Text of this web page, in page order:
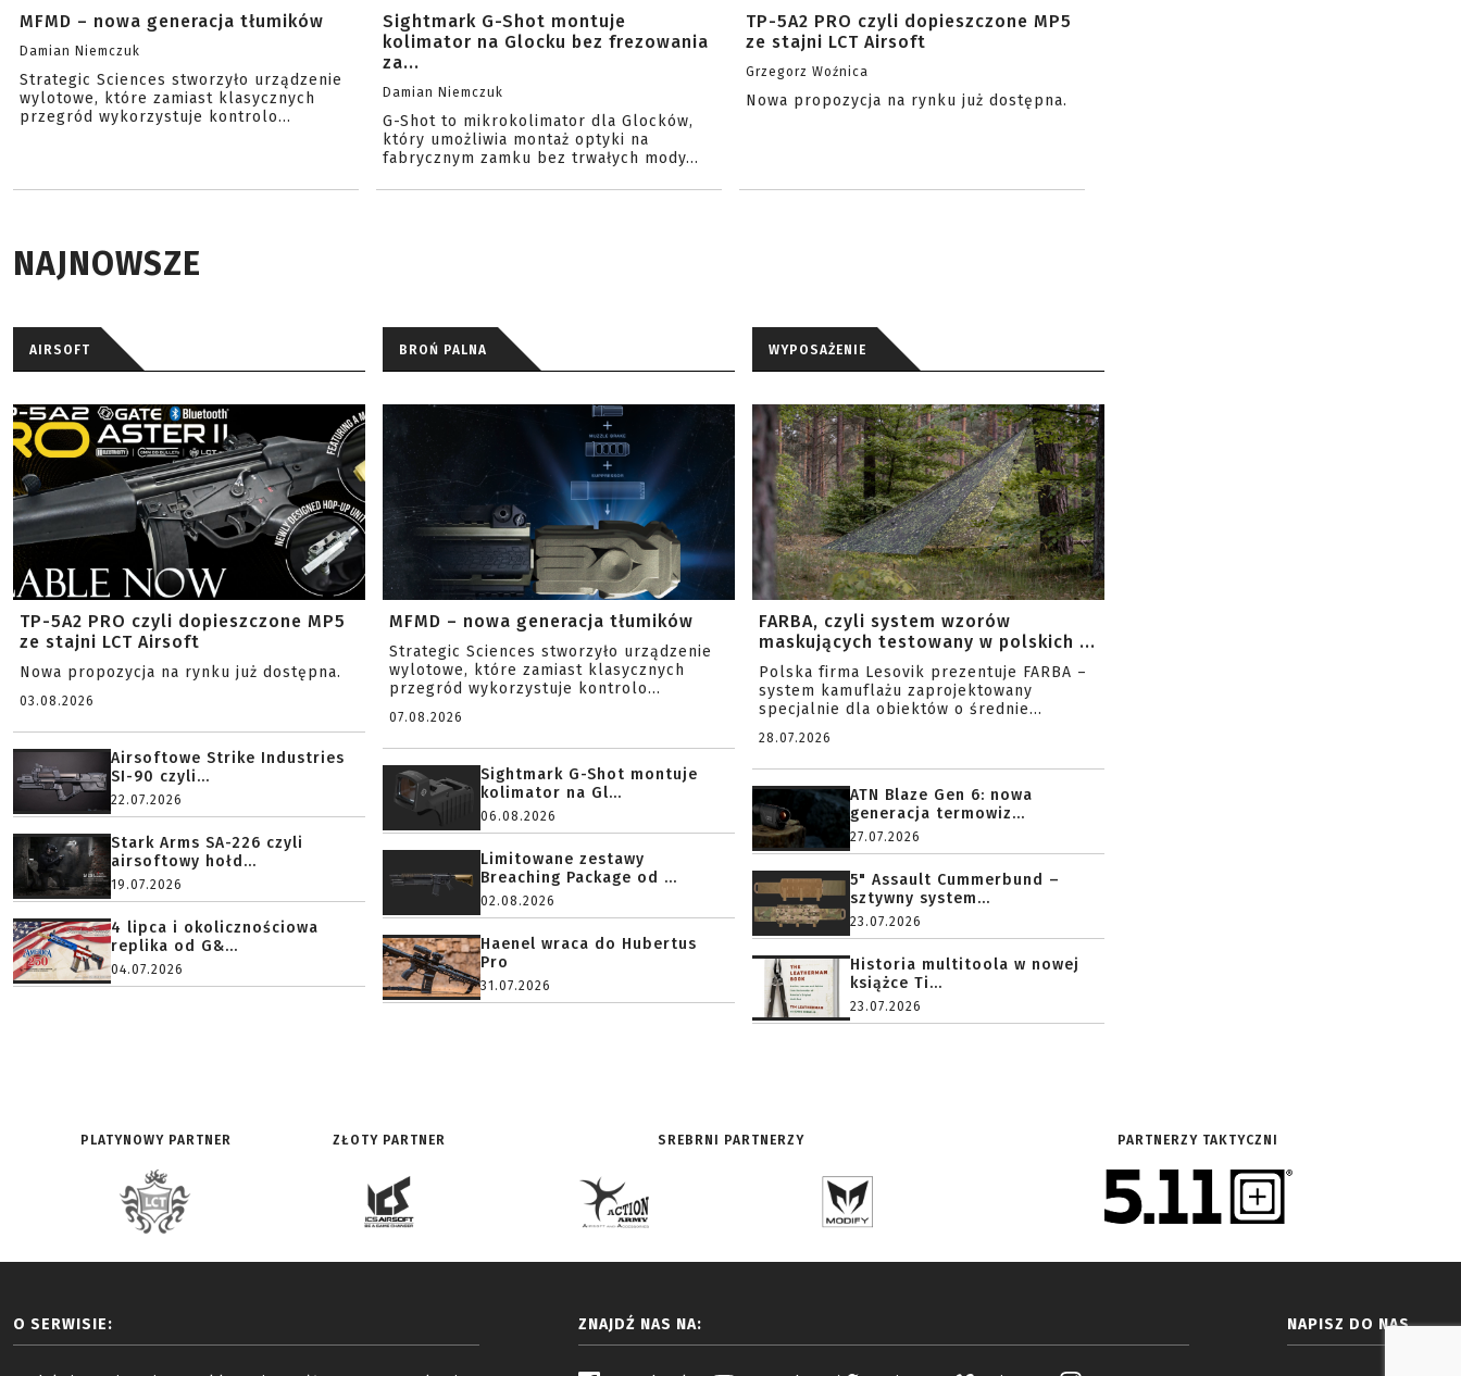
MFMD – nowa generacja tłumików
Damian Niemczuk
Strategic Sciences stworzyło urządzenie
wylotowe, które zamiast klasycznych
przegród wykorzystuje kontrolo...
Sightmark G-Shot montuje
kolimator na Glocku bez frezowania
za...
Damian Niemczuk
G-Shot to mikrokolimator dla Glocków,
który umożliwia montaż optyki na
fabrycznym zamku bez trwałych mody...
TP-5A2 PRO czyli dopieszczone MP5
ze stajni LCT Airsoft
Grzegorz Woźnica
Nowa propozycja na rynku już dostępna.
NAJNOWSZE
AIRSOFT
TP-5A2 PRO czyli dopieszczone MP5
ze stajni LCT Airsoft
Nowa propozycja na rynku już dostępna.
03.08.2026
Airsoftowe Strike Industries
SI-90 czyli...
22.07.2026
Stark Arms SA-226 czyli
airsoftowy hołd...
19.07.2026
4 lipca i okolicznościowa
replika od G&...
04.07.2026
BROŃ PALNA
MFMD – nowa generacja tłumików
Strategic Sciences stworzyło urządzenie
wylotowe, które zamiast klasycznych
przegród wykorzystuje kontrolo...
07.08.2026
Sightmark G-Shot montuje
kolimator na Gl...
06.08.2026
Limitowane zestawy
Breaching Package od ...
02.08.2026
Haenel wraca do Hubertus
Pro
31.07.2026
WYPOSAŻENIE
FARBA, czyli system wzorów
maskujących testowany w polskich ...
Polska firma Lesovik prezentuje FARBA –
system kamuflażu zaprojektowany
specjalnie dla obiektów o średnie...
28.07.2026
ATN Blaze Gen 6: nowa
generacja termowiz...
27.07.2026
5" Assault Cummerbund –
sztywny system...
23.07.2026
Historia multitoola w nowej
książce Ti...
23.07.2026
PLATYNOWY PARTNER ZŁOTY PARTNER SREBRNI PARTNERZY PARTNERZY TAKTYCZNI
O SERWISIE: ZNAJDŹ NAS NA: NAPISZ DO NAS